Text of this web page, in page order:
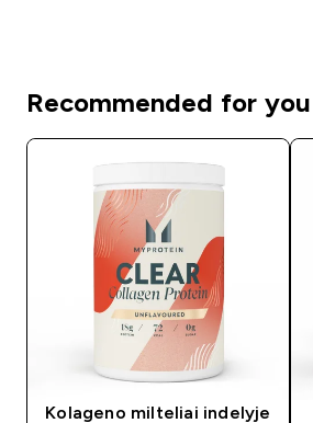
Recommended for you
Kolageno milteliai indelyje